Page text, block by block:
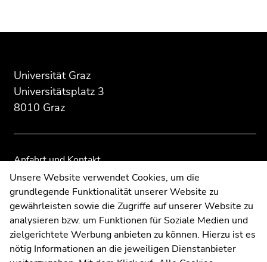
Zusatzinformationen:
Universität Graz
Universitätsplatz 3
8010 Graz
Anfahrt und Kontakt
Kommunikation und Öffentlichkeitsarbeit
Moodle
UNIGRAZonline
Impressum
Datenschutzerklärung
Cookie-Einstellungen
Zur
Seitenbereiche
Zur
Seitenbereiche
Unsere Website verwendet Cookies, um die
grundlegende Funktionalität unserer Website zu
gewährleisten sowie die Zugriffe auf unserer Website zu
analysieren bzw. um Funktionen für Soziale Medien und
zielgerichtete Werbung anbieten zu können. Hierzu ist es
nötig Informationen an die jeweiligen Dienstanbieter